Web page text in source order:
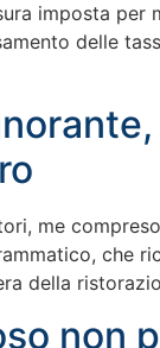
imposta
delle
me
che
della